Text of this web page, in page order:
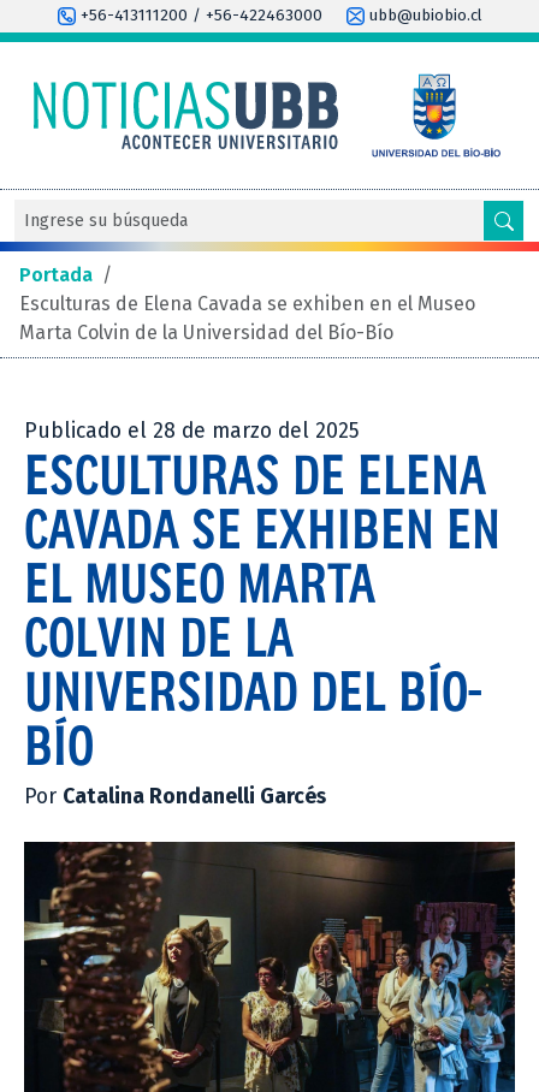
+56-413111200 / +56-422463000 ubb@ubiobio.cl
Portada /
Esculturas de Elena Cavada se exhiben en el Museo
Marta Colvin de la Universidad del Bío-Bío
Publicado el 28 de marzo del 2025
ESCULTURAS DE ELENA
CAVADA SE EXHIBEN EN
EL MUSEO MARTA
COLVIN DE LA
UNIVERSIDAD DEL BÍO-
BÍO
Por Catalina Rondanelli Garcés